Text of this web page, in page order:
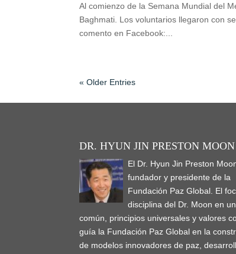
Al comienzo de la Semana Mundial del
Baghmati. Los voluntarios llegaron con
comento en Facebook:...
« Older Entries
DR. HYUN JIN PRESTON MOON
El Dr. Hyun Jin Preston
fundador y presidente de la
Fundación Paz Global. El
disciplina del Dr. Moon en
común, principios universales y valores
guía la Fundación Paz Global en la
de modelos innovadores de paz,